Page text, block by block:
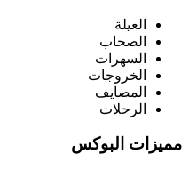
العيلة
الصحاب
السهرات
الخروجات
المصايف
الرحلات
مميزات البوكس